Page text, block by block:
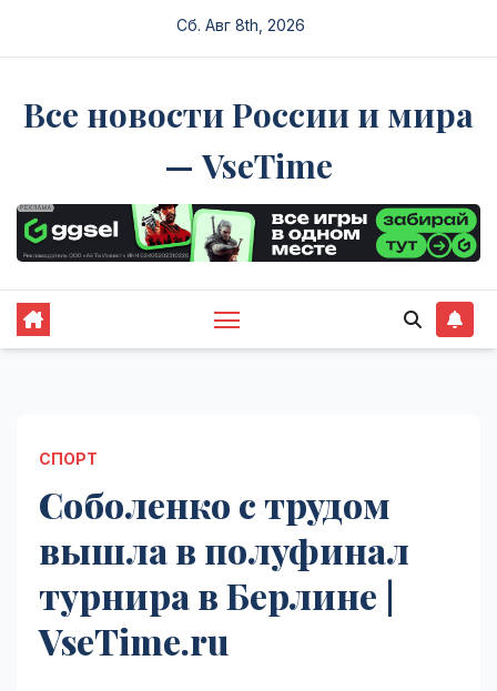
Сб. Авг 8th, 2026
Все новости России и мира
— VseTime
СПОРТ
Соболенко с трудом
вышла в полуфинал
турнира в Берлине |
VseTime.ru